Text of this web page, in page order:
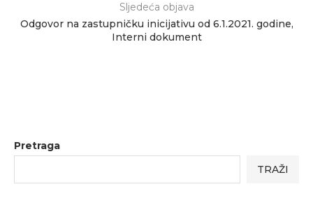
Sljedeća objava
Odgovor na zastupničku inicijativu od 6.1.2021. godine,
Interni dokument
Pretraga
TRAŽI